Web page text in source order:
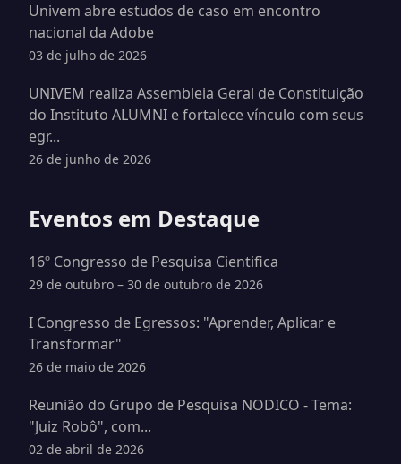
Univem abre estudos de caso em encontro
nacional da Adobe
03 de julho de 2026
UNIVEM realiza Assembleia Geral de Constituição
do Instituto ALUMNI e fortalece vínculo com seus
egr...
26 de junho de 2026
Eventos em Destaque
16º Congresso de Pesquisa Cientifica
29 de outubro – 30 de outubro de 2026
I Congresso de Egressos: "Aprender, Aplicar e
Transformar"
26 de maio de 2026
Reunião do Grupo de Pesquisa NODICO - Tema:
"Juiz Robô", com...
02 de abril de 2026